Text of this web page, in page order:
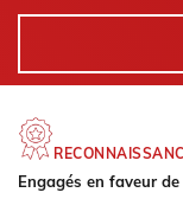
Engagés en faveur